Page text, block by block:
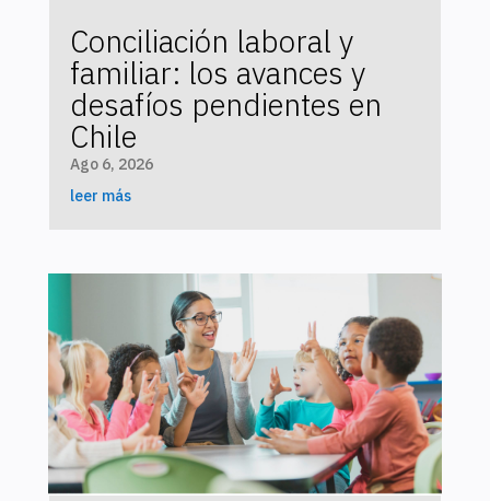
Conciliación laboral y
familiar: los avances y
desafíos pendientes en
Chile
Ago 6, 2026
leer más